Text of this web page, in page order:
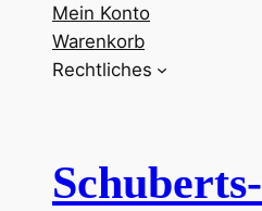
Mein Konto
Warenkorb
Rechtliches
Schuberts-